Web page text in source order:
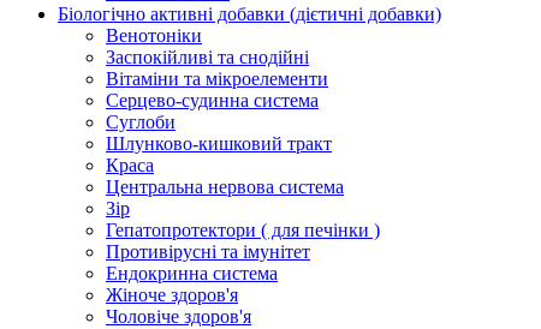
Біологічно активні добавки (дієтичні добавки)
Венотоніки
Заспокійливі та снодійні
Вітаміни та мікроелементи
Серцево-судинна система
Суглоби
Шлунково-кишковий тракт
Краса
Центральна нервова система
Зір
Гепатопротектори ( для печінки )
Противірусні та імунітет
Ендокринна система
Жіноче здоров'я
Чоловіче здоров'я